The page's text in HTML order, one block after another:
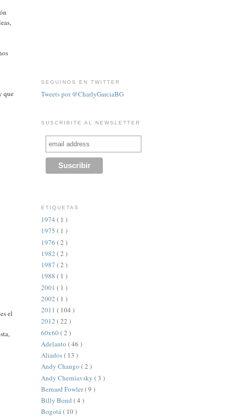
que
el
SEGUINOS EN TWITTER
Tweets por @CharlyGarciaBG
SUSCRIBITE AL NEWSLETTER
ETIQUETAS
1974 ( 1 )
1975 ( 1 )
1976 ( 2 )
1982 ( 2 )
1987 ( 2 )
1988 ( 1 )
2001 ( 1 )
2002 ( 1 )
2011 ( 104 )
2012 ( 22 )
60x60( 2 )
Adelanto ( 46 )
Aliados( 13 )
Andy Chango ( 2 )
Andy Cherniavsky ( 3 )
Bernard Fowler( 9 )
Billy Bond ( 4 )
Bogotá( 10 )